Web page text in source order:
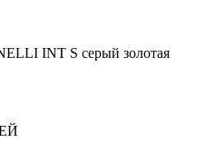
INT S серый золотая